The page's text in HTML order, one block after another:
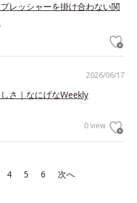
レッシャーを掛け合わない関
2026/06/17
さ｜なにげなWeekly
0 view
4 5 6 次へ